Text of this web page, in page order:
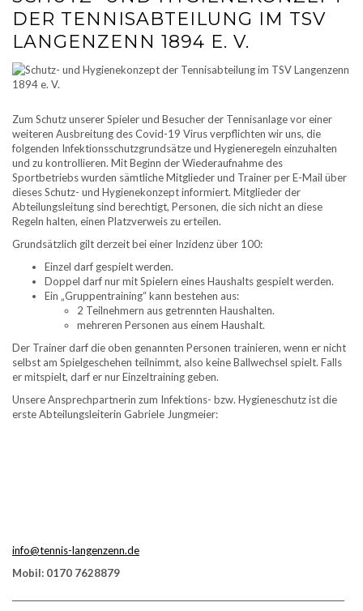
DER TENNISABTEILUNG IM TSV
LANGENZENN 1894 E. V.
Zum Schutz unserer Spieler und Besucher der Tennisanlage vor einer
weiteren Ausbreitung des Covid-19 Virus verpflichten wir uns, die
folgenden Infektionsschutzgrundsätze und Hygieneregeln einzuhalten
und zu kontrollieren. Mit Beginn der Wiederaufnahme des
Sportbetriebs wurden sämtliche Mitglieder und Trainer per E-Mail über
dieses Schutz- und Hygienekonzept informiert. Mitglieder der
Abteilungsleitung sind berechtigt, Personen, die sich nicht an diese
Regeln halten, einen Platzverweis zu erteilen.
Grundsätzlich gilt derzeit bei einer Inzidenz über 100:
Einzel darf gespielt werden.
Doppel darf nur mit Spielern eines Haushalts gespielt werden.
Ein „Gruppentraining“ kann bestehen aus:
2 Teilnehmern aus getrennten Haushalten.
mehreren Personen aus einem Haushalt.
Der Trainer darf die oben genannten Personen trainieren, wenn er nicht
selbst am Spielgeschehen teilnimmt, also keine Ballwechsel spielt. Falls
er mitspielt, darf er nur Einzeltraining geben.
Unsere Ansprechpartnerin zum Infektions- bzw. Hygieneschutz ist die
erste Abteilungsleiterin Gabriele Jungmeier:
info@tennis-langenzenn.de
Mobil: 0170 7628879